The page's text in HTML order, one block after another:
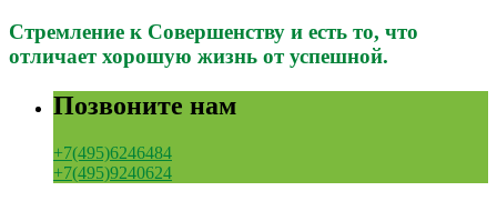
Стремление к Совершенству и есть то, что
отличает хорошую жизнь от успешной.
Позвоните нам
+7(495)6246484
+7(495)9240624